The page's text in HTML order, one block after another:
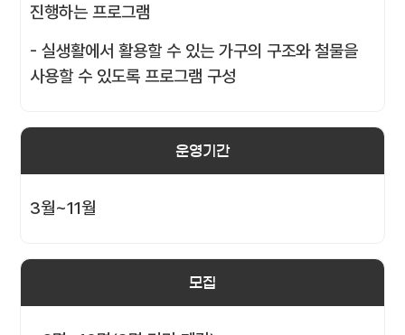
진행하는 프로그램
- 실생활에서 활용할 수 있는 가구의 구조와 철물을
사용할 수 있도록 프로그램 구성
운영기간
3월~11월
모집